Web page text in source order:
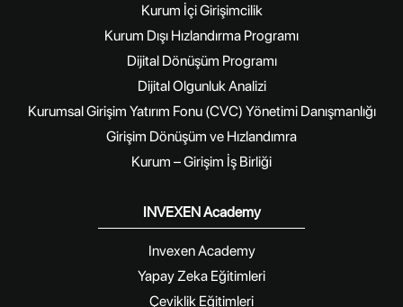
Kurum İçi Girişimcilik
Kurum Dışı Hızlandırma Programı
Dijital Dönüşüm Programı
Dijital Olgunluk Analizi
Kurumsal Girişim Yatırım Fonu (CVC) Yönetimi Danışmanlığı
Girişim Dönüşüm ve Hızlandımra
Kurum – Girişim İş Birliği
INVEXEN Academy
Invexen Academy
Yapay Zeka Eğitimleri
Çeviklik Eğitimleri